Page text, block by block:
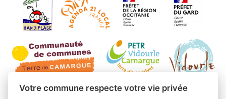
Votre commune respecte votre vie privée